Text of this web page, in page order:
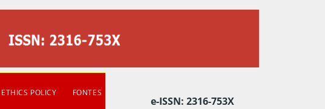
e-ISSN: 2316-753X
ETHICS POLICY
FONTES